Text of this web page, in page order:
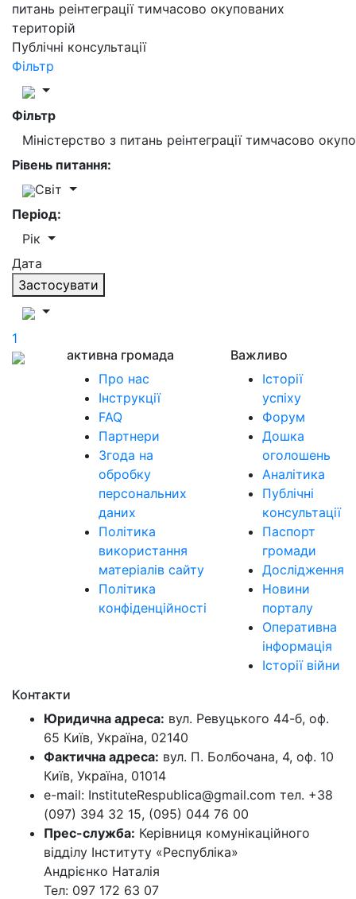
питань реінтеграції тимчасово окупованих
територій
Публічні консультації
Фільтр
Фільтр
Міністерство з питань реінтеграції тимчасово
Рівень питання:
Світ
Період:
Рік
Дата
Застосувати
1
активна громада
Про нас
Інструкції
FAQ
Партнери
Згода на
обробку
персональних
даних
Політика
використання
матеріалів сайту
Політика
конфіденційності
Важливо
Історії
успіху
Форум
Дошка
оголошень
Аналітика
Публічні
консультації
Паспорт
громади
Дослідження
Новини
порталу
Оперативна
інформація
Історії війни
Контакти
Юридична адреса: вул. Ревуцького 44-б, оф.
65 Київ, Україна, 02140
Фактична адреса: вул. П. Болбочана, 4, оф. 10
Київ, Україна, 01014
e-mail: InstituteRespublica@gmail.com тел. +38
(097) 394 32 15, (095) 044 76 00
Прес-служба: Керівниця комунікаційного
відділу Інституту «Республіка»
Андрієнко Наталія
Тел: 097 172 63 07